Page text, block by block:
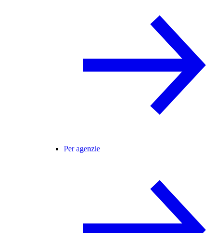
Per agenzie